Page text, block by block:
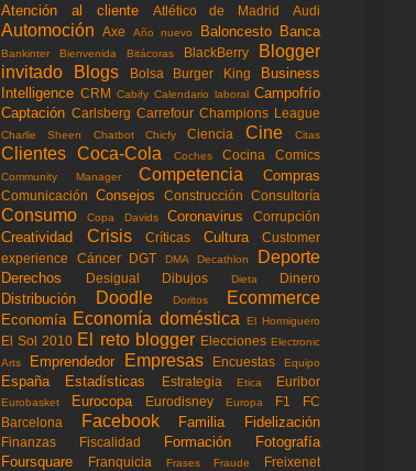
Atención al cliente
Atlético de Madrid Audi
Automoción Axe Año nuevo Baloncesto Banca
Bankinter Bienvenida Bitácoras BlackBerry
Blogger
invitado
Blogs Bolsa Burger King
Business
Intelligence CRM Cabify Calendario laboral Campofrío
Captación Carlsberg Carrefour Champions League
Charlie Sheen Chatbot Chicfy Ciencia Cine Citas
Clientes Coca-Cola Coches Cocina Comics
Community Manager Competencia Compras
Comunicación Consejos Construcción Consultoría
Consumo Copa Davids Coronavirus Corrupción
Creatividad Crisis Críticas Cultura
Customer
experience
Cáncer DGT DMA Decathlon Deporte
Derechos Desigual Dibujos Dieta Dinero
Distribución Doodle Doritos Ecommerce
Economía Economía doméstica El Hormiguero
El Sol 2010 El reto blogger Elecciones Electronic
Arts
Emprendedor Empresas Encuestas Equipo
España Estadísticas Estrategia Etica Euribor
Eurobasket Eurocopa Eurodisney Europa F1
FC
Barcelona
Facebook Familia Fidelización
Finanzas Fiscalidad Formación
Fotografía
Foursquare
Franquicia Frases Fraude Freixenet